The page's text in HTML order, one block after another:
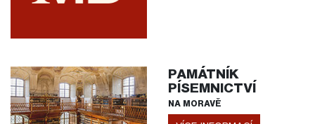
PAMÁTNÍK
PÍSEMNICTVÍ
NA MORAVĚ